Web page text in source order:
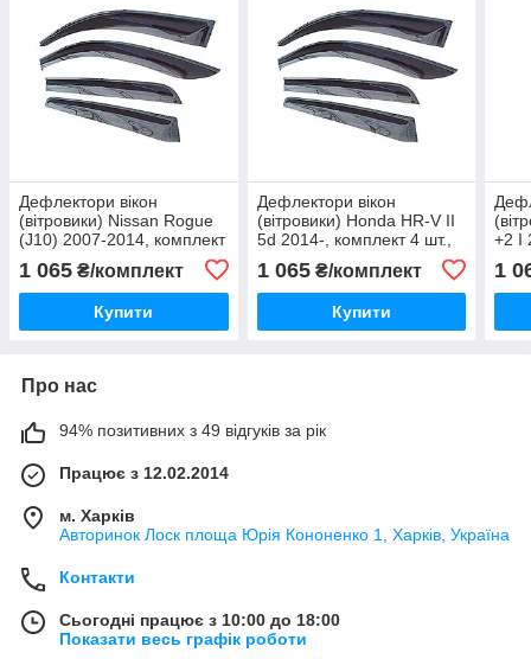
Дефлектори вікон
(вітровики) Nissan Rogue
(J10) 2007-2014, комплект
1 065 ₴/комплект
Купити
Дефлектори вікон
(вітровики) Honda HR-V II
5d 2014-, комплект 4 шт.,
1 065₴/комплект
Купити
+2 I
1
Про нас
94% позитивних з 49 відгуків за рік
Працює з 12.02.2014
м. Харків
Авторинок Лоск площа Юрія Кононенко 1, Харків, Україна
Контакти
Сьогодні працює з 10:00 до 18:00
Показати весь графік роботи